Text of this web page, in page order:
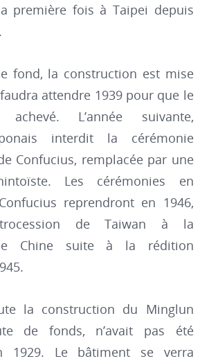
première fois à Taipei depuis
fond, la construction est mise
attendre 1939 pour que le
L’année suivante,
interdit la cérémonie
Confucius, remplacée par une
Les cérémonies en
reprendront en 1946,
de Taiwan à la
Chine suite à la rédition
la construction du Minglun
de fonds, n’avait pas été
1929. Le bâtiment se verra